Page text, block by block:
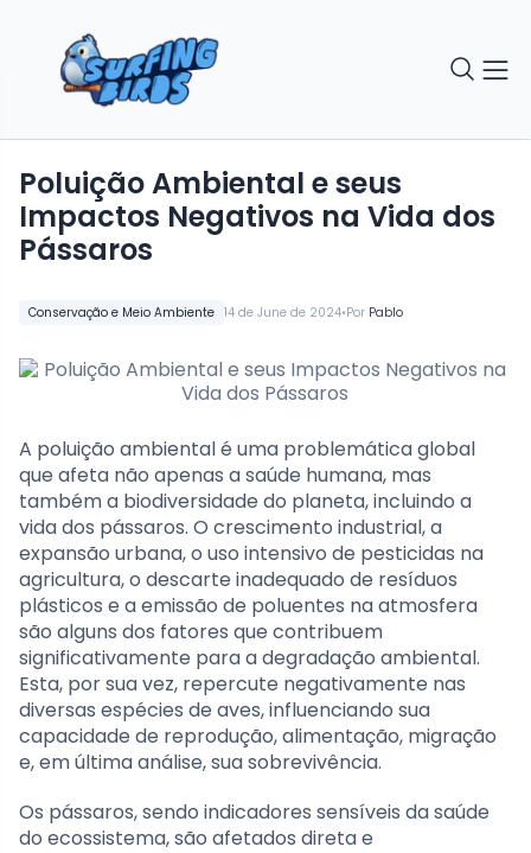
Conservação e Meio Ambiente 14 de June de 2024•Por Pablo
Poluição Ambiental e seus
Impactos Negativos na Vida dos
Pássaros
A poluição ambiental é uma problemática global
que afeta não apenas a saúde humana, mas
também a biodiversidade do planeta, incluindo a
vida dos pássaros. O crescimento industrial, a
expansão urbana, o uso intensivo de pesticidas na
agricultura, o descarte inadequado de resíduos
plásticos e a emissão de poluentes na atmosfera
são alguns dos fatores que contribuem
significativamente para a degradação ambiental.
Esta, por sua vez, repercute negativamente nas
diversas espécies de aves, influenciando sua
capacidade de reprodução, alimentação, migração
e, em última análise, sua sobrevivência.
Os pássaros, sendo indicadores sensíveis da saúde
do ecossistema, são afetados direta e